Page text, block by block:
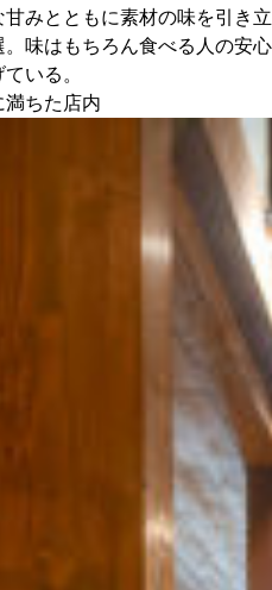
みとともに素材の味を引き立
味はもちろん食べる人の安心
いる。
ちた店内